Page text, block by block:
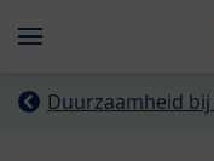
Menü
Duurzaamheid bij